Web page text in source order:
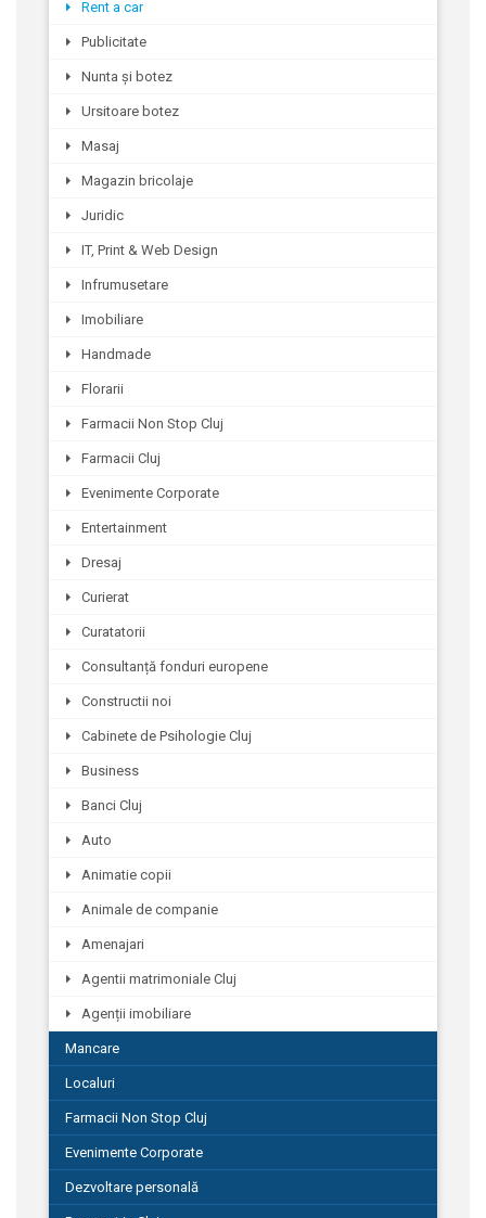
Rent a car
Publicitate
Nunta și botez
Ursitoare botez
Masaj
Magazin bricolaje
Juridic
IT, Print & Web Design
Infrumusetare
Imobiliare
Handmade
Florarii
Farmacii Non Stop Cluj
Farmacii Cluj
Evenimente Corporate
Entertainment
Dresaj
Curierat
Curatatorii
Consultanță fonduri europene
Constructii noi
Cabinete de Psihologie Cluj
Business
Banci Cluj
Auto
Animatie copii
Animale de companie
Amenajari
Agentii matrimoniale Cluj
Agenții imobiliare
Mancare
Localuri
Farmacii Non Stop Cluj
Evenimente Corporate
Dezvoltare personală